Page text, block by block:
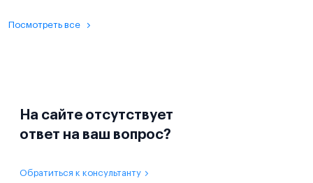
Посмотреть все
На сайте отсутствует
ответ на ваш вопрос?
Обратиться к консультанту